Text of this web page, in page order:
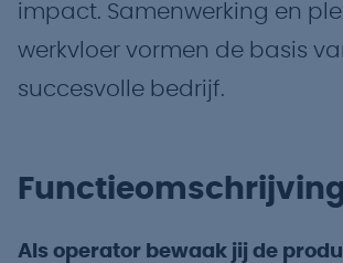
impact. Samenwerking en
werkvloer vormen de basis
succesvolle bedrijf.
Functieomschrijving
Als operator bewaak jij de